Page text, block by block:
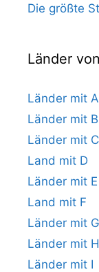
Die größte
Länder
Länder mit A
Länder mit B
Länder mit C
Land mit D
Länder mit E
Land mit F
Länder mit G
Länder mit H
Länder mit I